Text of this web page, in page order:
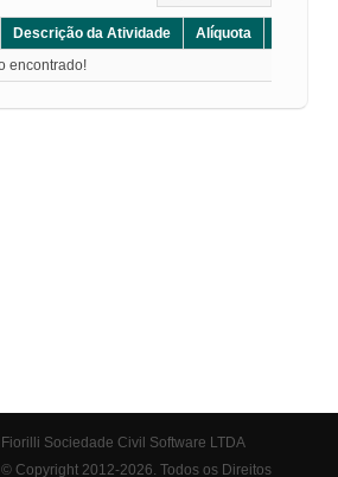
Descrição da Atividade Alíquota
encontrado!
Fiorilli Sociedade Civil Software LTDA
© Copyright 2012-2026. Todos os Direitos